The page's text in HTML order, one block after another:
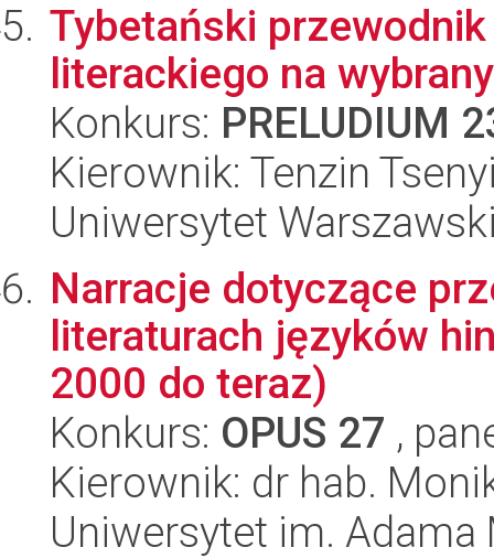
Tybetański
literackiego na
Konkurs: PRELUDIUM
Kierownik: Tenzin
Uniwersytet
Narracje dotyczące
literaturach języków
2000 do teraz)
Konkurs: OPUS 27 ,
Kierownik: dr hab.
Uniwersytet im.